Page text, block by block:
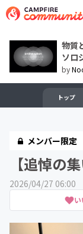
物質
ソロ
by
トップ
メンバー限定
【追悼の集
2026/04/27 06:00